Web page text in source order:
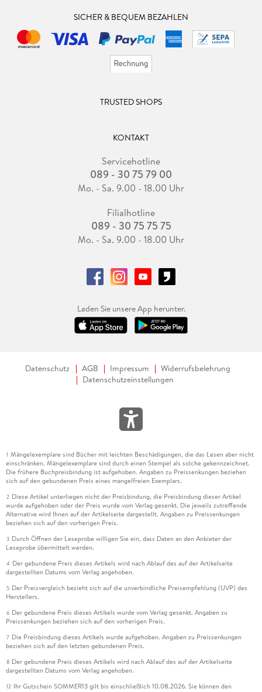
SICHER & BEQUEM BEZAHLEN
TRUSTED SHOPS
KONTAKT
Servicehotline
089 - 30 75 79 00
Mo. - Sa. 9.00 - 18.00 Uhr
Filialhotline
089 - 30 75 75 75
Mo. - Sa. 9.00 - 18.00 Uhr
Laden Sie unsere App herunter.
Datenschutz AGB Impressum
Widerrufsbelehrung
Datenschutzeinstellungen
1 Mängelexemplare sind Bücher mit leichten Beschädigungen, die das Lesen aber nicht
einschränken. Mängelexemplare sind durch einen Stempel als solche gekennzeichnet.
Die frühere Buchpreisbindung ist aufgehoben. Angaben zu Preissenkungen beziehen
sich auf den gebundenen Preis eines mangelfreien Exemplars.
2 Diese Artikel unterliegen nicht der Preisbindung, die Preisbindung dieser Artikel
wurde aufgehoben oder der Preis wurde vom Verlag gesenkt. Die jeweils zutreffende
Alternative wird Ihnen auf der Artikelseite dargestellt. Angaben zu Preissenkungen
beziehen sich auf den vorherigen Preis.
3 Durch Öffnen der Leseprobe willigen Sie ein, dass Daten an den Anbieter der
Leseprobe übermittelt werden.
4 Der gebundene Preis dieses Artikels wird nach Ablauf des auf der Artikelseite
dargestellten Datums vom Verlag angehoben.
5 Der Preisvergleich bezieht sich auf die unverbindliche Preisempfehlung (UVP) des
Herstellers.
6 Der gebundene Preis dieses Artikels wurde vom Verlag gesenkt. Angaben zu
Preissenkungen beziehen sich auf den vorherigen Preis.
7 Die Preisbindung dieses Artikels wurde aufgehoben. Angaben zu Preissenkungen
beziehen sich auf den letzten gebundenen Preis.
8 Der gebundene Preis dieses Artikels wird nach Ablauf des auf der Artikelseite
dargestellten Datums vom Verlag angehoben.
12 Ihr Gutschein SOMMER13 gilt bis einschließlich 10.08.2026. Sie können den